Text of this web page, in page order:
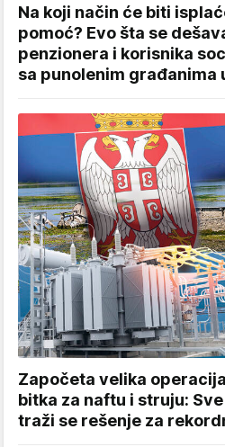
Na koji način će biti
pomoć? Evo šta se
penzionera i korisnika
sa punolenim građanima
Započeta velika
bitka za naftu i struju:
traži se rešenje za